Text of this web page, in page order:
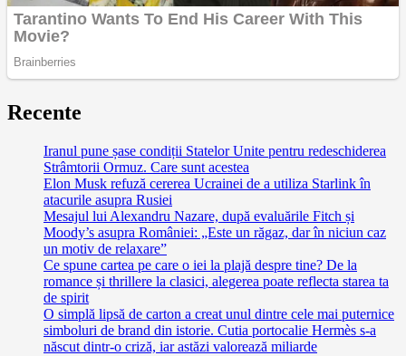
Recente
Iranul pune șase condiții Statelor Unite pentru redeschiderea
Strâmtorii Ormuz. Care sunt acestea
Elon Musk refuză cererea Ucrainei de a utiliza Starlink în
atacurile asupra Rusiei
Mesajul lui Alexandru Nazare, după evaluările Fitch și
Moody’s asupra României: „Este un răgaz, dar în niciun caz
un motiv de relaxare”
Ce spune cartea pe care o iei la plajă despre tine? De la
romance și thrillere la clasici, alegerea poate reflecta starea ta
de spirit
O simplă lipsă de carton a creat unul dintre cele mai puternice
simboluri de brand din istorie. Cutia portocalie Hermès s-a
născut dintr-o criză, iar astăzi valorează miliarde